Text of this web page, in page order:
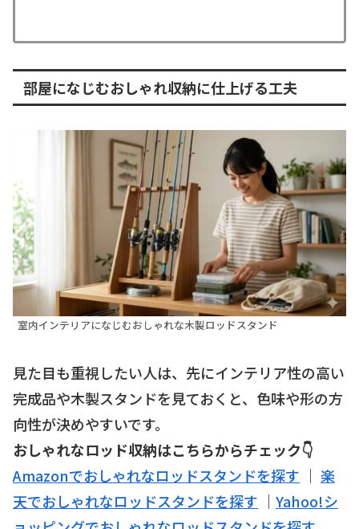
部屋になじむおしゃれ収納に仕上げる工夫
室内インテリアになじむおしゃれな木製ロッドスタンド
見た目も重視したい人は、先にインテリア性の高い
完成品や木製スタンドを見ておくと、色味や形の方
向性が決めやすいです。
おしゃれなロッド収納はこちらからチェック👇
Amazonでおしゃれなロッドスタンドを探す ｜ 楽
天でおしゃれなロッドスタンドを探す ｜ Yahoo!シ